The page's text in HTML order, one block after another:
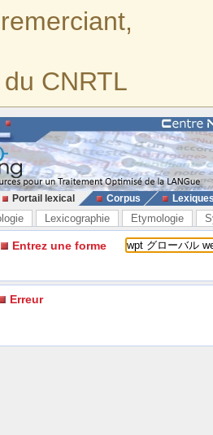
CNRTL
Portail lexical Corpus
Lexicographie Etymologie
Entrez une forme
Erreur